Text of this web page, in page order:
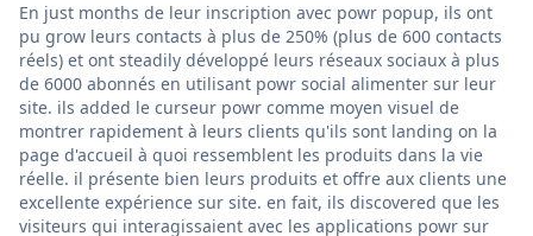
En just months de leur inscription avec powr popup, ils ont
pu grow leurs contacts à plus de 250% (plus de 600 contacts
réels) et ont steadily développé leurs réseaux sociaux à plus
de 6000 abonnés en utilisant powr social alimenter sur leur
site. ils added le curseur powr comme moyen visuel de
montrer rapidement à leurs clients qu'ils sont landing on la
page d'accueil à quoi ressemblent les produits dans la vie
réelle. il présente bien leurs produits et offre aux clients une
excellente expérience sur site. en fait, ils discovered que les
visiteurs qui interagissaient avec les applications powr sur